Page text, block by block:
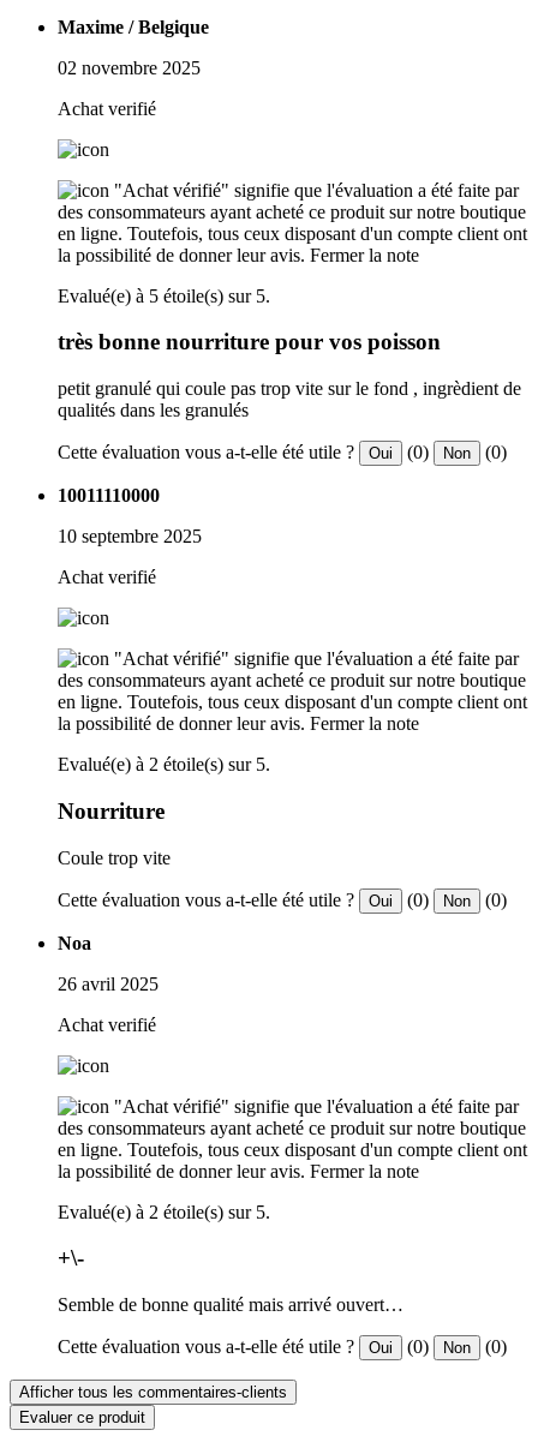
Maxime / Belgique
02 novembre 2025
Achat verifié
"Achat vérifié" signifie que l'évaluation a été faite par
des consommateurs ayant acheté ce produit sur notre boutique
en ligne. Toutefois, tous ceux disposant d'un compte client ont
la possibilité de donner leur avis. Fermer la note
Evalué(e) à 5 étoile(s) sur 5.
très bonne nourriture pour vos poisson
petit granulé qui coule pas trop vite sur le fond , ingrèdient de
qualités dans les granulés
Cette évaluation vous a-t-elle été utile ? Oui (0) Non (0)
10011110000
10 septembre 2025
Achat verifié
"Achat vérifié" signifie que l'évaluation a été faite par
des consommateurs ayant acheté ce produit sur notre boutique
en ligne. Toutefois, tous ceux disposant d'un compte client ont
la possibilité de donner leur avis. Fermer la note
Evalué(e) à 2 étoile(s) sur 5.
Nourriture
Coule trop vite
Cette évaluation vous a-t-elle été utile ? Oui (0) Non (0)
Noa
26 avril 2025
Achat verifié
"Achat vérifié" signifie que l'évaluation a été faite par
des consommateurs ayant acheté ce produit sur notre boutique
en ligne. Toutefois, tous ceux disposant d'un compte client ont
la possibilité de donner leur avis. Fermer la note
Evalué(e) à 2 étoile(s) sur 5.
+\-
Semble de bonne qualité mais arrivé ouvert…
Cette évaluation vous a-t-elle été utile ? Oui (0) Non (0)
Afficher tous les commentaires-clients
Evaluer ce produit